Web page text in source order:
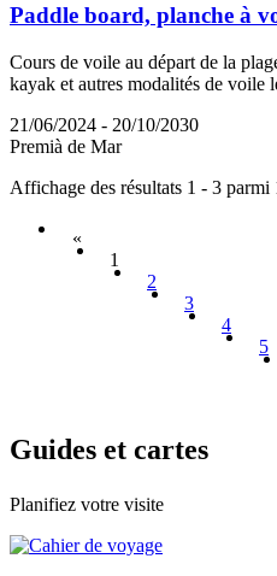
Paddle board, planche à
Cours de voile au départ de la
kayak et autres modalités de voile
21/06/2024 - 20/10/2030
Premià de Mar
Affichage des résultats 1 - 3 parmi
«
1
2
3
4
5
Guides et cartes
Planifiez votre visite